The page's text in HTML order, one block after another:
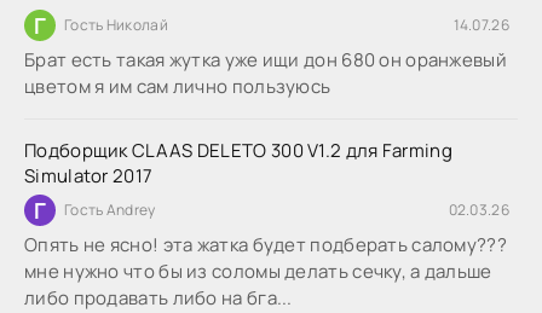
Г Гость Николай 14.07.26
Брат есть такая жутка уже ищи дон 680 он оранжевый
цветом я им сам лично пользуюсь
Подборщик CLAAS DELETO 300 V1.2 для Farming
Simulator 2017
Г Гость Andrey 02.03.26
Опять не ясно! эта жатка будет подберать салому???
мне нужно что бы из соломы делать сечку, а дальше
либо продавать либо на бга...